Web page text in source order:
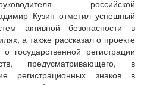
российской
Кузин отметил успешный
активной безопасности в
а также рассказал о проекте
государственной регистрации
предусматривающего, в
регистрационных знаков в